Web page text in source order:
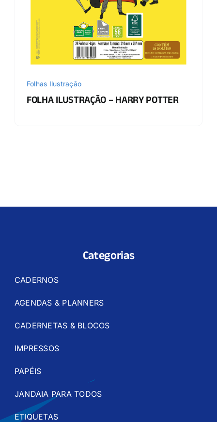
Folhas Ilustração
FOLHA ILUSTRAÇÃO – HARRY POTTER
Categorias
CADERNOS
AGENDAS & PLANNERS
CADERNETAS & BLOCOS
IMPRESSOS
PAPÉIS
JANDAIA PARA TODOS
ETIQUETAS